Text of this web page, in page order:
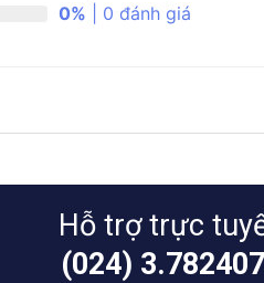
0% | 0 đánh giá
Hỗ trợ trực
(024)